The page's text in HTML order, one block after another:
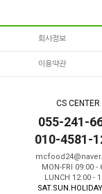
회사정보
이용약관
CS CENTER
055-241-
010-4581-
MON-FRI 09:00 -
LUNCH 12:00 -